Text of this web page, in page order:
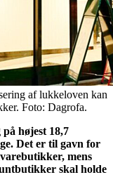
af lukkeloven kan
Foto: Dagrofa.
højest 18,7
Det er til gavn for
mens
skal holde